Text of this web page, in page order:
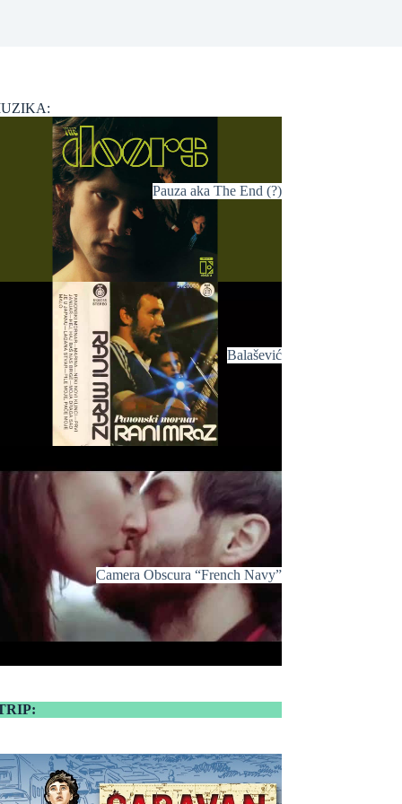
Pauza aka The End (?)
Balašević
Camera Obscura “French Navy”